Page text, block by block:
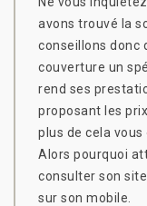
avons trouvé la
conseillons donc
couverture un
rend ses
proposant les
plus de cela
Alors pourquoi
consulter son
sur son mobile.